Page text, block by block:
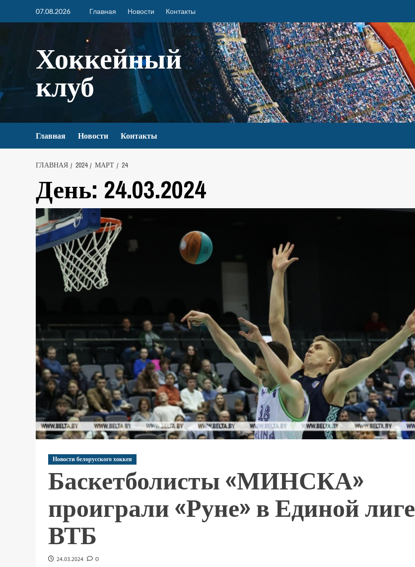
07.08.2026 Главная Новости Контакты
Хоккейный
клуб
Главная Новости Контакты
ГЛАВНАЯ 2024 МАРТ 24
День: 24.03.2024
Новости белорусского хоккея
Баскетболисты «МИНСКА»
проиграли «Руне» в Единой лиге
ВТБ
24.03.2024 0